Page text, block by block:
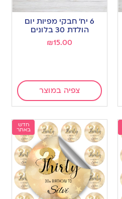
6 יח’ חבקי מפיות יום
הולדת 30 בלונים
₪15.00
צפיה במוצר
חדש
באתר